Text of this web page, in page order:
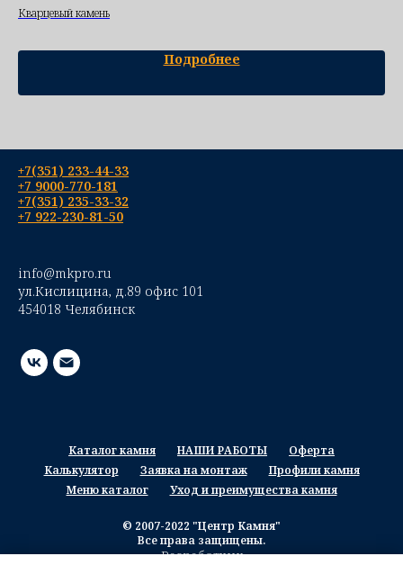
Кварцевый камень
Подробнее
+7(351) 233-44-33
+7 9000-770-181
+7(351) 235-33-32
+7 922-230-81-50
info@mkpro.ru
ул.Кислицина, д.89 офис 101
454018 Челябинск
Каталог камня НАШИ РАБОТЫ
Оферта
Калькулятор
Заявка на монтаж
Профили камня
Меню каталог
Уход и преимущества камня
© 2007-2022 "Центр Камня"
Все права защищены.
Разработчик